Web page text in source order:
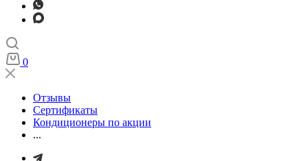
0
Отзывы
Сертификаты
Кондиционеры по акции
...